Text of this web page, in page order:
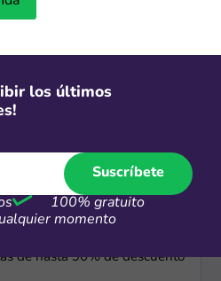
gratis para compras
de hasta 90% de descuento
los últimos
Suscríbete
100% gratuito
momento